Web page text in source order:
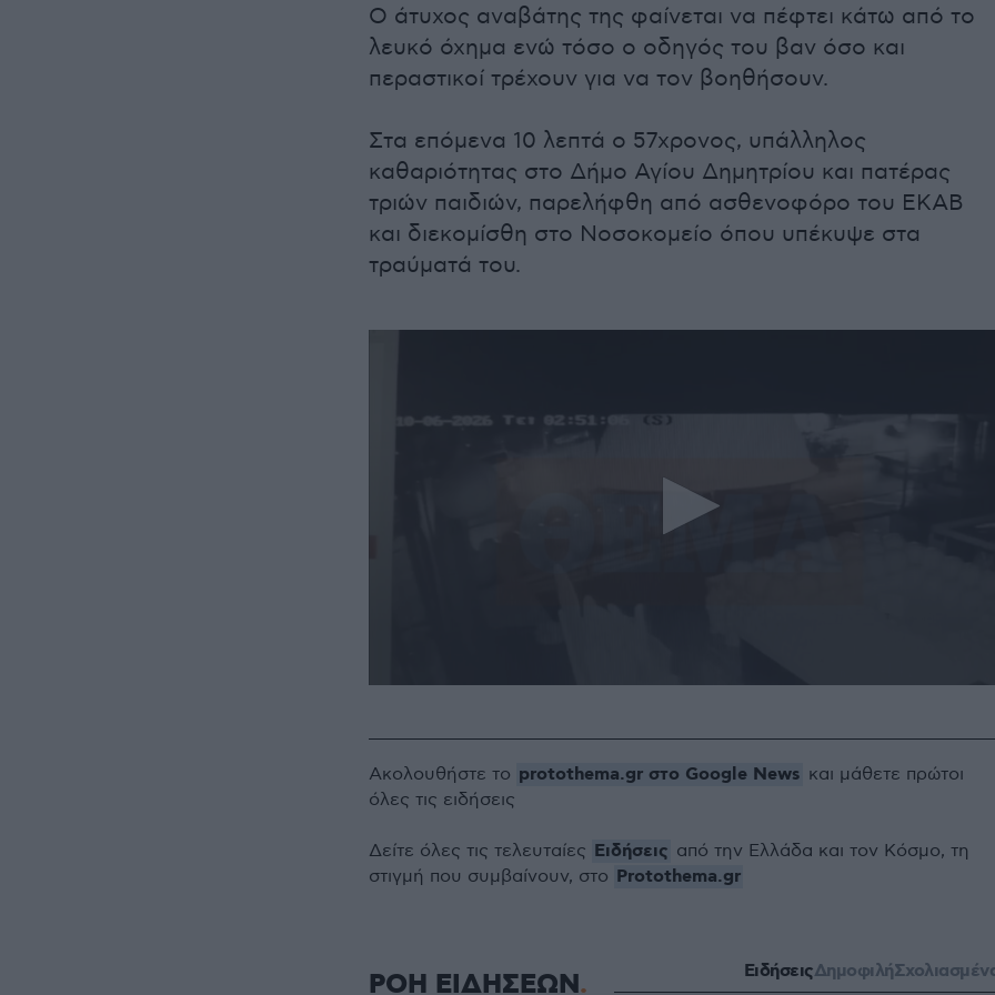
Ο άτυχος αναβάτης της φαίνεται να πέφτει κάτω από το
λευκό όχημα ενώ τόσο ο οδηγός του βαν όσο και
περαστικοί τρέχουν για να τον βοηθήσουν.
Στα επόμενα 10 λεπτά ο 57χρονος, υπάλληλος
καθαριότητας στο Δήμο Αγίου Δημητρίου και πατέρας
τριών παιδιών, παρελήφθη από ασθενοφόρο του ΕΚΑΒ
και διεκομίσθη στο Νοσοκομείο όπου υπέκυψε στα
τραύματά του.
56
seconds
Volume
90%
Ακολουθήστε το protothema.gr στο Google News και μάθετε πρώτοι
όλες τις ειδήσεις
Δείτε όλες τις τελευταίες Ειδήσεις από την Ελλάδα και τον Κόσμο, τη
στιγμή που συμβαίνουν, στο Protothema.gr
ΡΟΗ ΕΙΔΗΣΕΩΝ ΕιδήσειςΔημοφιλή